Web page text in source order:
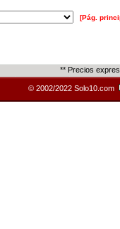
[Pág.
** Precios
© 2002/2022 Solo10.com